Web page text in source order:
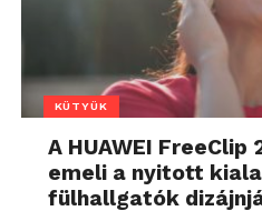
KÜTYÜK
A HUAWEI FreeClip
emeli a nyitott
fülhallgatók